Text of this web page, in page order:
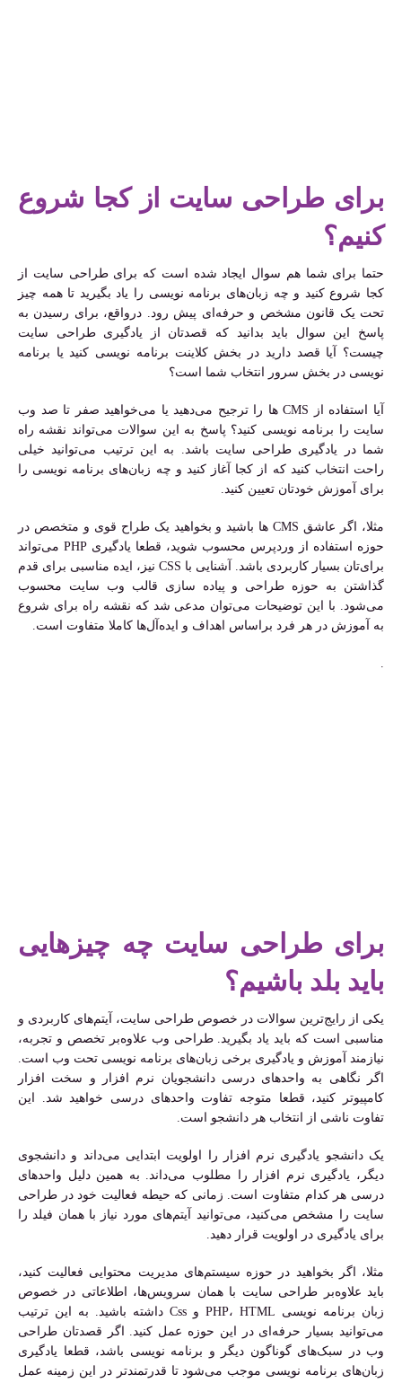
برای طراحی سایت از کجا شروع
کنیم؟
حتما برای شما هم سوال ایجاد شده است که برای طراحی سایت از
کجا شروع کنید و چه زبان‌های برنامه نویسی را یاد بگیرید تا همه چیز
تحت یک قانون مشخص و حرفه‌ای پیش رود. درواقع، برای رسیدن به
پاسخ این سوال باید بدانید که قصدتان از یادگیری طراحی سایت
چیست؟ آیا قصد دارید در بخش کلاینت برنامه نویسی کنید یا برنامه
نویسی در بخش سرور انتخاب شما است؟
آیا استفاده از CMS ها را ترجیح می‌دهید یا می‌خواهید صفر تا صد وب
سایت را برنامه نویسی کنید؟ پاسخ به این سوالات می‌تواند نقشه راه
شما در یادگیری طراحی سایت باشد. به این ترتیب می‌توانید خیلی
راحت انتخاب کنید که از کجا آغاز کنید و چه زبان‌های برنامه نویسی را
برای آموزش خودتان تعیین کنید.
مثلا، اگر عاشق CMS ها باشید و بخواهید یک طراح قوی و متخصص در
حوزه استفاده از وردپرس محسوب شوید، قطعا یادگیری PHP می‌تواند
برای‌تان بسیار کاربردی باشد. آشنایی با CSS نیز، ایده مناسبی برای قدم
گذاشتن به حوزه طراحی و پیاده سازی قالب وب سایت محسوب
می‌شود. با این توضیحات می‌توان مدعی شد که نقشه راه برای شروع
به آموزش در هر فرد براساس اهداف و ایده‌آل‌ها کاملا متفاوت است.
.
برای طراحی سایت چه چیزهایی
باید بلد باشیم؟
یکی از رایج‌ترین سوالات در خصوص طراحی سایت، آیتم‌های کاربردی و
مناسبی است که باید یاد بگیرید. طراحی وب علاوه‌بر تخصص و تجربه،
نیازمند آموزش و یادگیری برخی زبان‌های برنامه نویسی تحت وب است.
اگر نگاهی به واحدهای درسی دانشجویان نرم افزار و سخت افزار
کامپیوتر کنید، قطعا متوجه تفاوت واحدهای درسی خواهید شد. این
تفاوت ناشی از انتخاب هر دانشجو است.
یک دانشجو یادگیری نرم افزار را اولویت ابتدایی می‌داند و دانشجوی
دیگر، یادگیری نرم افزار را مطلوب می‌داند. به همین دلیل واحدهای
درسی هر کدام متفاوت است. زمانی که حیطه فعالیت خود در طراحی
سایت را مشخص می‌کنید، می‌توانید آیتم‌های مورد نیاز با همان فیلد را
برای یادگیری در اولویت قرار دهید.
مثلا، اگر بخواهید در حوزه سیستم‌های مدیریت محتوایی فعالیت کنید،
باید علاوه‌بر طراحی سایت با همان سرویس‌ها، اطلاعاتی در خصوص
زبان برنامه نویسی PHP، HTML و Css داشته باشید. به این ترتیب
می‌توانید بسیار حرفه‌ای در این حوزه عمل کنید. اگر قصدتان طراحی
وب در سبک‌های گوناگون دیگر و برنامه نویسی باشد، قطعا یادگیری
زبان‌های برنامه نویسی موجب می‌شود تا قدرتمندتر در این زمینه عمل